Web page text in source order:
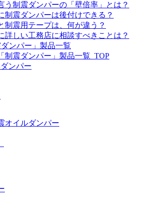
う制震ダンパーの「壁倍率」とは？
制震ダンパーは後付けできる？
制震用テープは、何が違う？
詳しい工務店に相談すべきことは？
ンパー」製品一覧
制震ダンパー」製品一覧_TOP
ンパー
オイルダンパー